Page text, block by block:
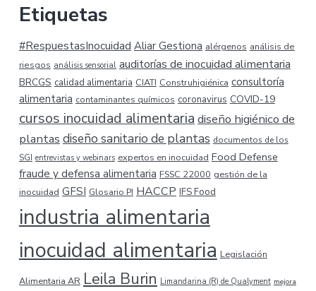
Etiquetas
#RespuestasInocuidad Aliar Gestiona alérgenos análisis de
riesgos análisis sensorial auditorías de inocuidad alimentaria
BRCGS calidad alimentaria CIATI Construhigiénica consultoría
alimentaria contaminantes químicos coronavirus COVID-19
cursos inocuidad alimentaria diseño higiénico de
plantas diseño sanitario de plantas documentos de los
SGI entrevistas y webinars expertos en inocuidad Food Defense
fraude y defensa alimentaria FSSC 22000 gestión de la
inocuidad GFSI Glosario PI HACCP IFS Food
industria alimentaria
inocuidad alimentaria Legislación
Alimentaria AR Leila Burin Limandarina (R) de Qualyment mejora